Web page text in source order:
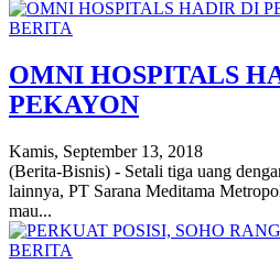
BERITA
OMNI HOSPITALS
PEKAYON
Kamis, September 13, 2018
(Berita-Bisnis) - Setali tiga uang
lainnya, PT Sarana Meditama
mau...
BERITA